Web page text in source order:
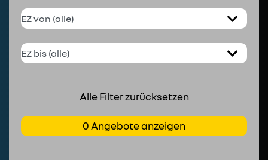
Alle Filter zurücksetzen
0 Angebote anzeigen